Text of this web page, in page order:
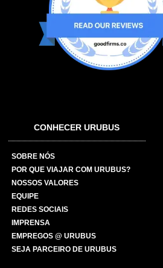
CONHECER URUBUS
SOBRE NÓS
POR QUE VIAJAR COM URUBUS?
NOSSOS VALORES
EQUIPE
REDES SOCIAIS
IMPRENSA
EMPREGOS @ URUBUS
SEJA PARCEIRO DE URUBUS